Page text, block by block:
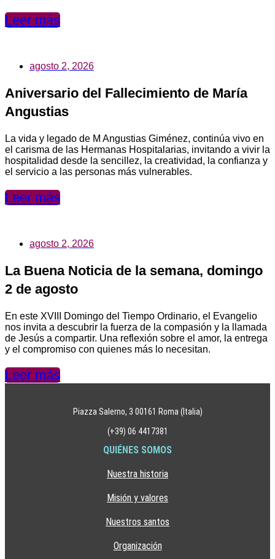
Leer más
agosto 2, 2026
Aniversario del Fallecimiento de María
Angustias
La vida y legado de M Angustias Giménez, continúa vivo en
el carisma de las Hermanas Hospitalarias, invitando a vivir la
hospitalidad desde la sencillez, la creatividad, la confianza y
el servicio a las personas más vulnerables.
Leer más
agosto 2, 2026
La Buena Noticia de la semana, domingo
2 de agosto
En este XVIII Domingo del Tiempo Ordinario, el Evangelio
nos invita a descubrir la fuerza de la compasión y la llamada
de Jesús a compartir. Una reflexión sobre el amor, la entrega
y el compromiso con quienes más lo necesitan.
Leer más
Piazza Salerno, 3 00161 Roma (Italia)
(+39) 06 4417381
QUIÉNES SOMOS
Nuestra historia
Misión y valores
Nuestros santos
Organización